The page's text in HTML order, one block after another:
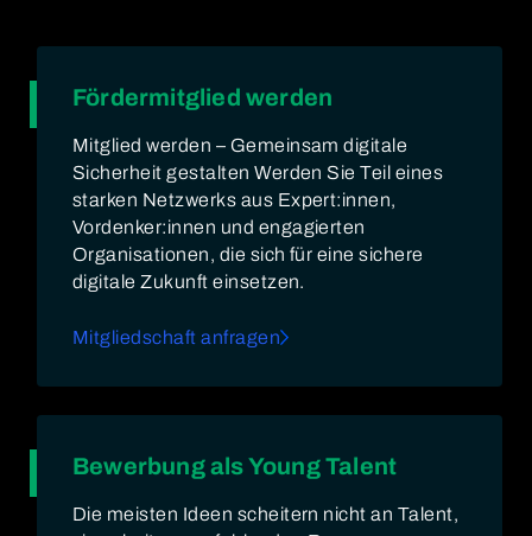
Fördermitglied werden
Mitglied werden – Gemeinsam digitale
Sicherheit gestalten Werden Sie Teil eines
starken Netzwerks aus Expert:innen,
Vordenker:innen und engagierten
Organisationen, die sich für eine sichere
digitale Zukunft einsetzen.
Mitgliedschaft anfragen
Bewerbung als Young Talent
Die meisten Ideen scheitern nicht an Talent,